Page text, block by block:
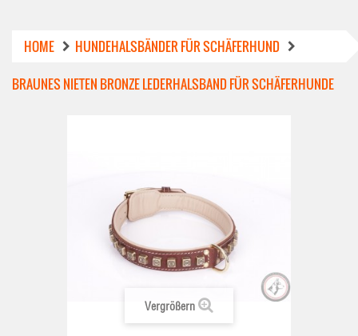
HOME
HUNDEHALSBÄNDER FÜR SCHÄFERHUND
BRAUNES NIETEN BRONZE LEDERHALSBAND FÜR SCHÄFERHUNDE
Vergrößern